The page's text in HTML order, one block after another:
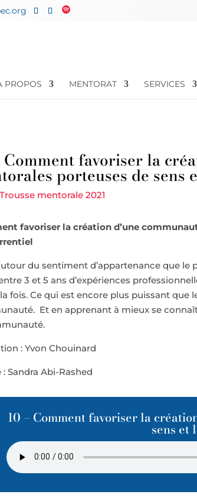
PROPOS MENTORAT SERVICES
Comment favoriser la
porteuses de
Trousse mentorale 2021
favoriser la création d’une
du sentiment d’appartenance que
3 et 5 ans d’expériences
fois. Ce qui est encore plus puissant
Et en apprenant à mieux se
: Yvon Chouinard
: Sandra Abi-Rashed
10 – Comment favoriser la
sens et